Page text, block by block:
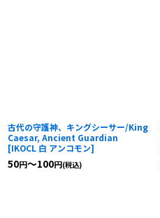
古代の守護神、キングシーサー/King
Caesar, Ancient Guardian
[IKOCL 白 アンコモン]
50円～100円(税込)